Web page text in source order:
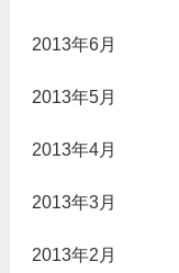
2013年6月
2013年5月
2013年4月
2013年3月
2013年2月